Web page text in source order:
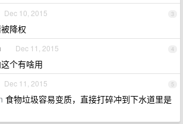
3
Dec 10, 2015
降权
4
Dec 11, 2015
个有啥用
5
Dec 11, 2015
食物垃圾容易变质，直接打碎冲到下水道里是